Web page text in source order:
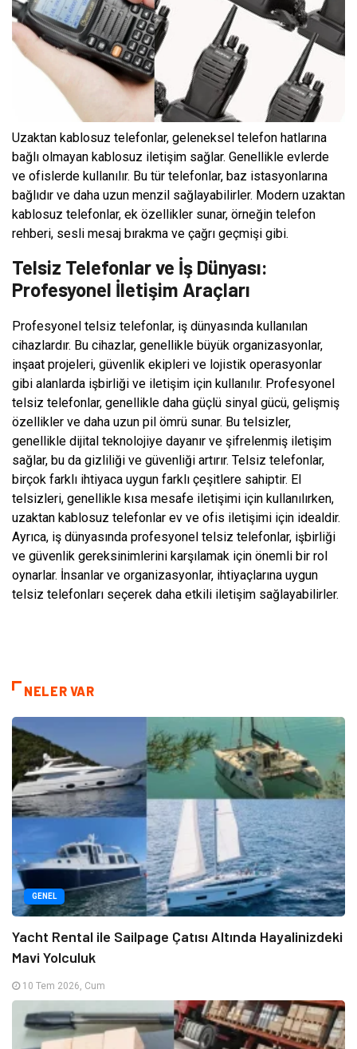
Uzaktan kablosuz telefonlar, geleneksel telefon hatlarına
bağlı olmayan kablosuz iletişim sağlar. Genellikle evlerde
ve ofislerde kullanılır. Bu tür telefonlar, baz istasyonlarına
bağlıdır ve daha uzun menzil sağlayabilirler. Modern uzaktan
kablosuz telefonlar, ek özellikler sunar, örneğin telefon
rehberi, sesli mesaj bırakma ve çağrı geçmişi gibi.
Telsiz Telefonlar ve İş Dünyası:
Profesyonel İletişim Araçları
Profesyonel telsiz telefonlar, iş dünyasında kullanılan
cihazlardır. Bu cihazlar, genellikle büyük organizasyonlar,
inşaat projeleri, güvenlik ekipleri ve lojistik operasyonlar
gibi alanlarda işbirliği ve iletişim için kullanılır. Profesyonel
telsiz telefonlar, genellikle daha güçlü sinyal gücü, gelişmiş
özellikler ve daha uzun pil ömrü sunar. Bu telsizler,
genellikle dijital teknolojiye dayanır ve şifrelenmiş iletişim
sağlar, bu da gizliliği ve güvenliği artırır. Telsiz telefonlar,
birçok farklı ihtiyaca uygun farklı çeşitlere sahiptir. El
telsizleri, genellikle kısa mesafe iletişimi için kullanılırken,
uzaktan kablosuz telefonlar ev ve ofis iletişimi için idealdir.
Ayrıca, iş dünyasında profesyonel telsiz telefonlar, işbirliği
ve güvenlik gereksinimlerini karşılamak için önemli bir rol
oynarlar. İnsanlar ve organizasyonlar, ihtiyaçlarına uygun
telsiz telefonları seçerek daha etkili iletişim sağlayabilirler.
NELER VAR
GENEL
Yacht Rental ile Sailpage Çatısı Altında Hayalinizdeki
Mavi Yolculuk
10 Tem 2026, Cum